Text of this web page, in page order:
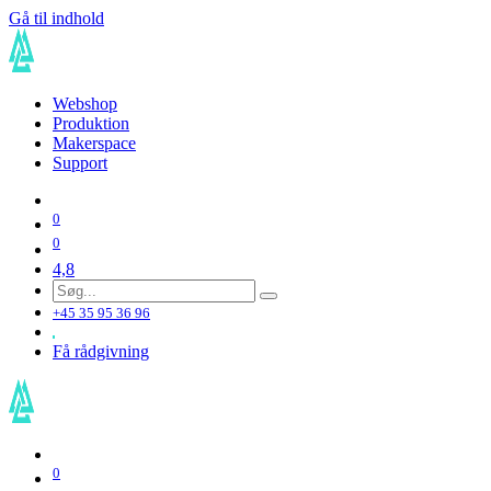
Gå til indhold
Webshop
Produktion
Makerspace
Support
0
0
4,8
+45 35 95 36 96
Få rådgivning
0